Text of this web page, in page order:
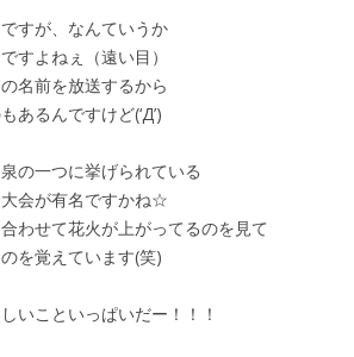
すが、なんていうか
すよねぇ（遠い目）
名前を放送するから
あるんですけど(‘Д’)
の一つに挙げられている
会が有名ですかね☆
わせて花火が上がってるのを見て
を覚えています(笑)
いこといっぱいだー！！！